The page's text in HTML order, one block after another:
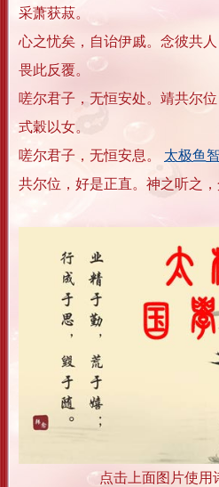
采萧获菽。
心之忧矣，自诒伊戚。念彼共
畏此反覆。
嗟尔君子，无恒安处。靖共尔
式穀以女。
嗟尔君子，无恒安息。 太极鱼
共尔位，好是正直。神之听之，
点击上面图片使用